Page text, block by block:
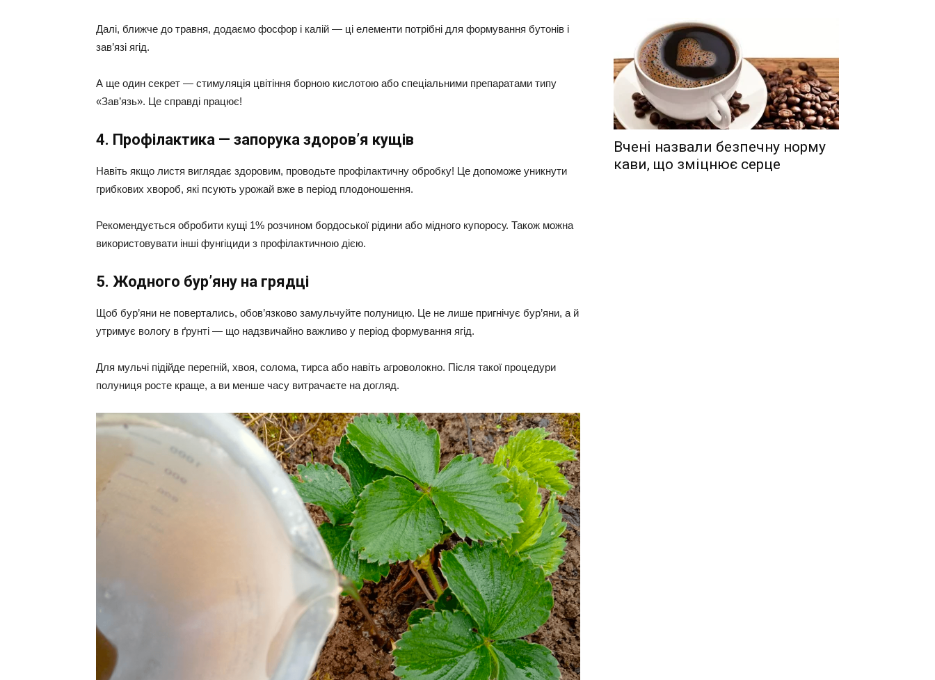
Далі, ближче до травня, додаємо фосфор і калій — ці елементи потрібні для формування бутонів і
зав’язі ягід.
А ще один секрет — стимуляція цвітіння борною кислотою або спеціальними препаратами типу
«Зав’язь». Це справді працює!
4. Профілактика — запорука здоров’я кущів
Навіть якщо листя виглядає здоровим, проводьте профілактичну обробку! Це допоможе уникнути
грибкових хвороб, які псують урожай вже в період плодоношення.
Рекомендується обробити кущі 1% розчином бордоської рідини або мідного купоросу. Також можна
використовувати інші фунгіциди з профілактичною дією.
5. Жодного бур’яну на грядці
Щоб бур’яни не повертались, обов’язково замульчуйте полуницю. Це не лише пригнічує бур’яни, а й
утримує вологу в ґрунті — що надзвичайно важливо у період формування ягід.
Для мульчі підійде перегній, хвоя, солома, тирса або навіть агроволокно. Після такої процедури
полуниця росте краще, а ви менше часу витрачаєте на догляд.
Вчені назвали безпечну норму
кави, що зміцнює серце